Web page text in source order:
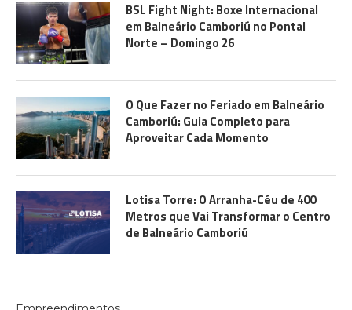
BSL Fight Night: Boxe Internacional
em Balneário Camboriú no Pontal
Norte – Domingo 26
O Que Fazer no Feriado em Balneário
Camboriú: Guia Completo para
Aproveitar Cada Momento
Lotisa Torre: O Arranha-Céu de 400
Metros que Vai Transformar o Centro
de Balneário Camboriú